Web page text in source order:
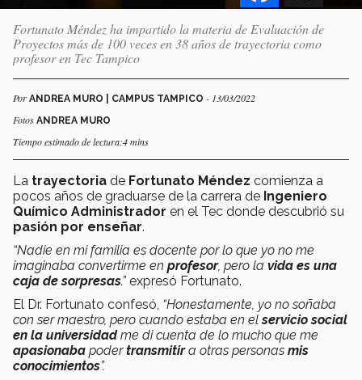
Fortunato Méndez ha impartido la materia de Evaluación de
Proyectos más de 100 veces en 38 años de trayectoria como
profesor en Tec Tampico
Por ANDREA MURO | CAMPUS TAMPICO - 13/03/2022
Fotos ANDREA MURO
Tiempo estimado de lectura:4 mins
La trayectoria de Fortunato Méndez comienza a
pocos años de graduarse de la carrera de Ingeniero
Químico Administrador en el Tec donde descubrió su
pasión por enseñar.
“Nadie en mi familia es docente por lo que yo no me
imaginaba convertirme en profesor, pero la vida es una
caja de sorpresas.”expresó Fortunato.
El Dr. Fortunato confesó, “Honestamente, yo no soñaba
con ser maestro, pero cuando estaba en elservicio social
en la universidadme di cuenta de lo mucho que me
apasionaba podertransmitira otras personas mis
conocimientos”.